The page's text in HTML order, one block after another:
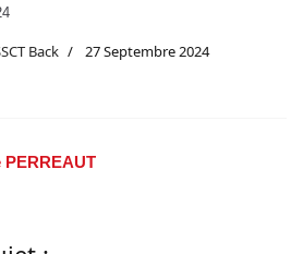
Back
27 Septembre 2024
PERREAUT